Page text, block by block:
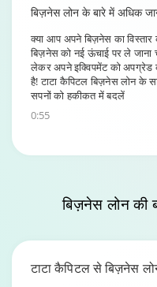
बिज़नेस लोन के बारे में अधिक
क्या आप अपने बिज़नेस का
बिज़नेस को नई ऊंचाई पर ले
लेकर अपने इक्विपमेंट को
है! टाटा कैपिटल बिज़नेस लोन के
सपनों को हकीकत में बदलें
0:55
बिज़नेसलोन की
टाटा कैपिटल से बिज़नेस